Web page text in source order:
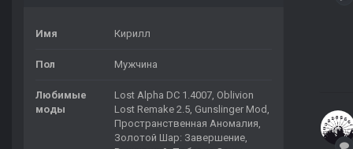
Имя Кирилл
Пол Мужчина
Любимые
моды
Lost Alpha DC 1.4007, Oblivion
Lost Remake 2.5, Gunslinger Mod,
Пространственная Аномалия,
Золотой Шар: Завершение,